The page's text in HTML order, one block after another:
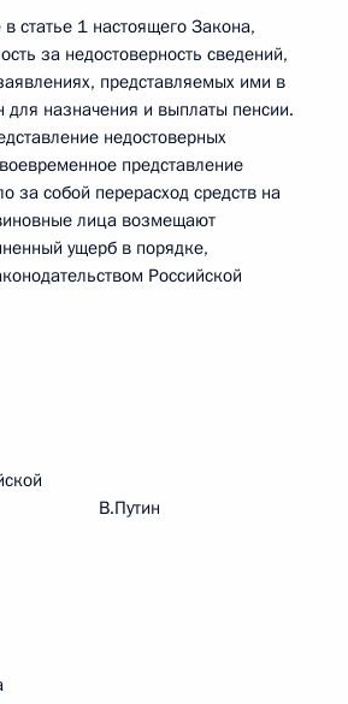
статье 1 настоящего Закона,
за недостоверность сведений,
представляемых ими в
для назначения и выплаты пенсии.
недостоверных
представление
за собой перерасход средств на
лица возмещают
ущерб в порядке,
Российской
В.Путин